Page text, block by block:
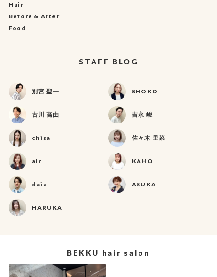
Hair
Before & After
Food
STAFF BLOG
別宮 聖一 SHOKO
古川 高由 吉永 峻
chisa 佐々木 里菜
air KAHO
daia ASUKA
HARUKA
BEKKU hair salon